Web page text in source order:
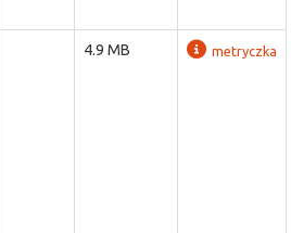
4.9 MB metryczka